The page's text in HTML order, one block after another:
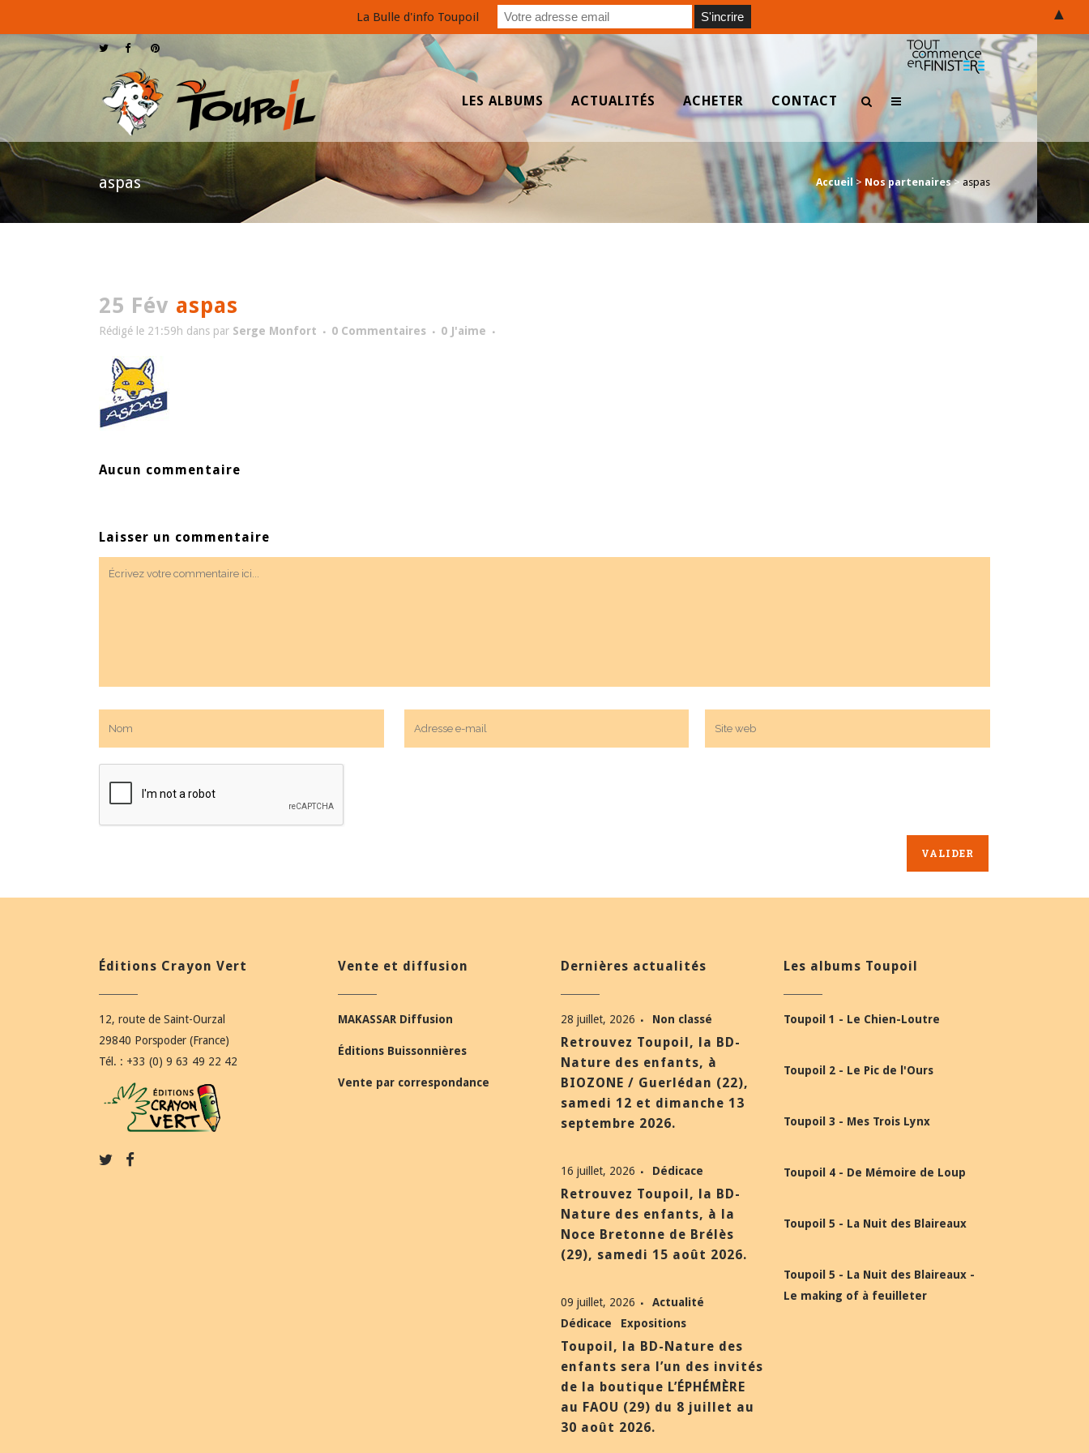
LES ALBUMS ACTUALITÉS ACHETER CONTACT
aspas Accueil > Nos partenaires>aspas
25 Fév aspas
Rédigé le 21:59h dans par Serge Monfort 0 Commentaires 0 J'aime
Aucun commentaire
Laisser un commentaire
Éditions Crayon Vert
12, route de Saint-Ourzal
29840 Porspoder (France)
Tél. : +33 (0) 9 63 49 22 42
Vente et diffusion
MAKASSAR Diffusion
Éditions Buissonnières
Vente par correspondance
Dernières actualités
28 juillet, 2026 Non classé
Retrouvez Toupoil, la BD-
Nature des enfants, à
BIOZONE / Guerlédan (22),
samedi 12 et dimanche 13
septembre 2026.
16 juillet, 2026 Dédicace
Retrouvez Toupoil, la BD-
Nature des enfants, à la
Noce Bretonne de Brélès
(29), samedi 15 août 2026.
09 juillet, 2026
Actualité
Dédicace
Expositions
Toupoil, la BD-Nature des
enfants sera l’un des invités
de la boutique L’ÉPHÉMÈRE
au FAOU (29) du 8 juillet au
30 août 2026.
Les albums Toupoil
Toupoil 1 - Le Chien-Loutre
Toupoil 2 - Le Pic de l'Ours
Toupoil 3 - Mes Trois Lynx
Toupoil 4 - De Mémoire de Loup
Toupoil 5 - La Nuit des Blaireaux
Toupoil 5 - La Nuit des Blaireaux -
Le making of à feuilleter
La Bulle d'info Toupoil ▲